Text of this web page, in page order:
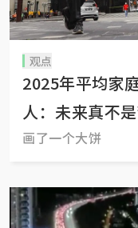
观点
2025年平均家
人：未来真不是
画了一个大饼